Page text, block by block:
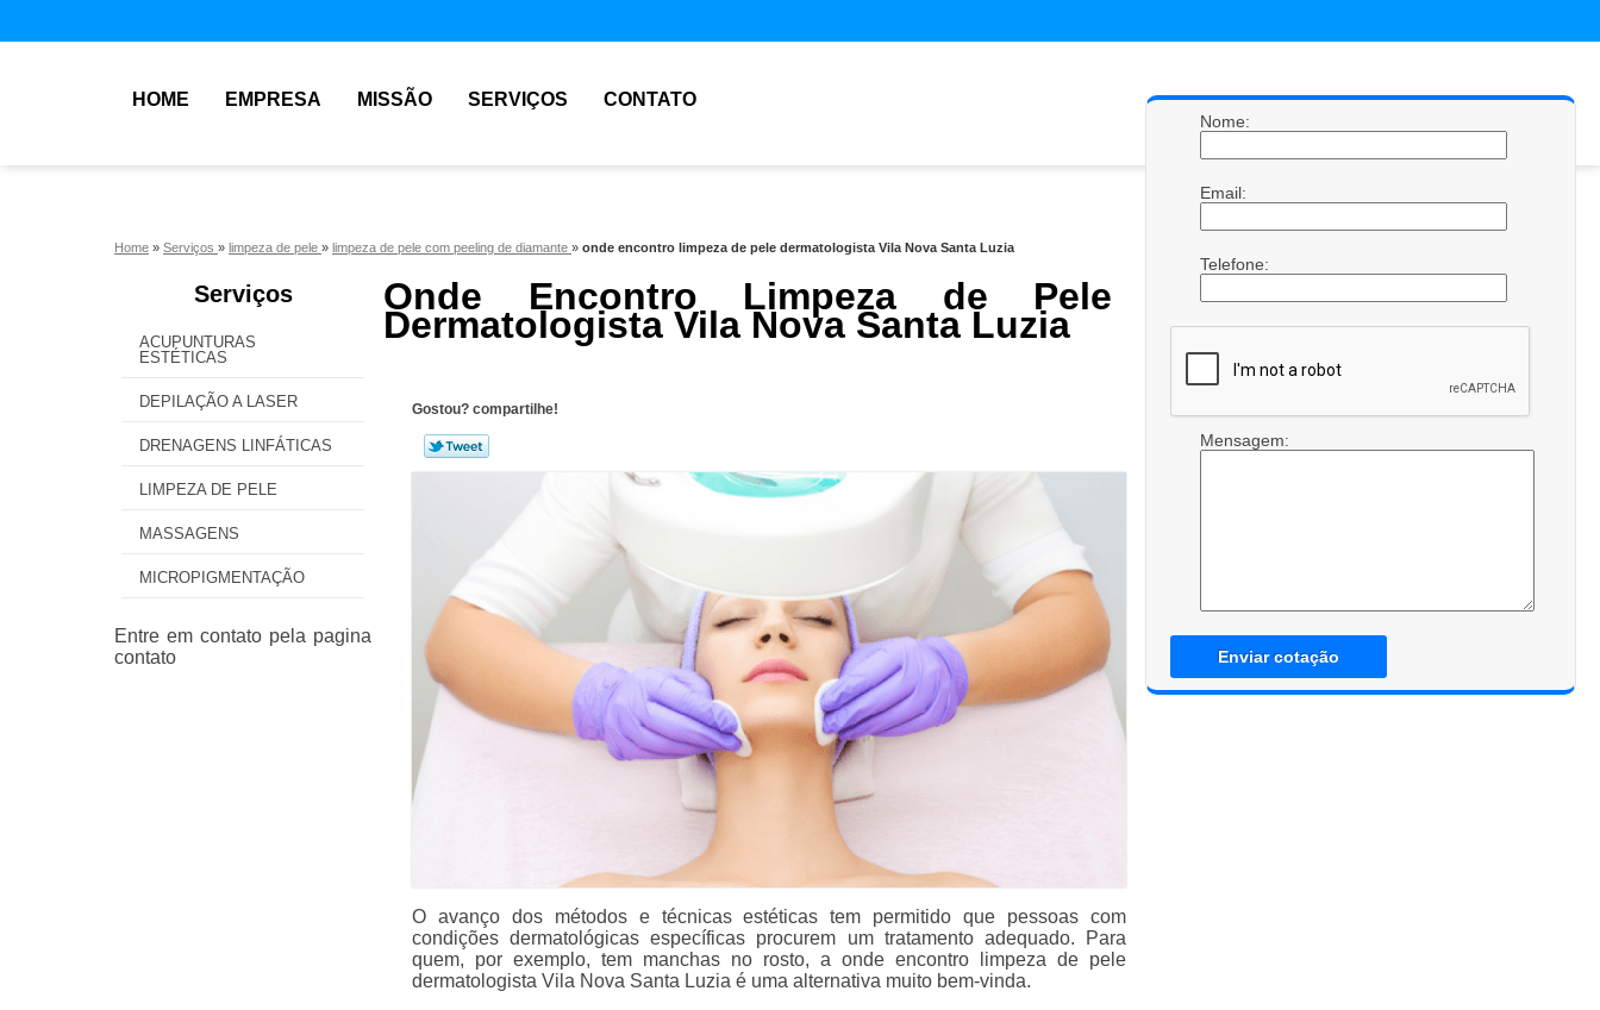
HOME EMPRESA MISSÃO SERVIÇOS CONTATO
Home » Serviços » limpeza de pele » limpeza de pele com peeling de diamante » onde encontro limpeza de pele dermatologista Vila Nova Santa Luzia
Serviços
ACUPUNTURAS
ESTÉTICAS
DEPILAÇÃO A LASER
DRENAGENS LINFÁTICAS
LIMPEZA DE PELE
MASSAGENS
MICROPIGMENTAÇÃO
Onde Encontro Limpeza de Pele
Dermatologista Vila Nova Santa Luzia
Gostou? compartilhe!
O avanço dos métodos e técnicas estéticas tem permitido que pessoas com
condições dermatológicas específicas procurem um tratamento adequado. Para
quem, por exemplo, tem manchas no rosto, a onde encontro limpeza de pele
dermatologista Vila Nova Santa Luzia é uma alternativa muito bem-vinda.
Nome:
Email:
Telefone:
Mensagem:
Enviar cotação